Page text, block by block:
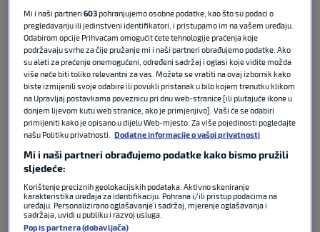
Danas započinje završnica 35. prvenstva Hrvatske
za seniore – finalna serija nakon koje ćemo saznati
tko odnosi naslov najboljeg u ovoj sezoni.
Vaterpolisti HAVK Mladosti i VK Jadrana ovog
petka, 12. lipnja u 18:30 sati, uskaču u bazen na
Mi i naši partneri603pohranjujemo osobne podatke, kao što su podaci o
pregledavanju ili jedinstveni identifikatori, i pristupamo im na vašem uređaju.
Odabirom opcije Prihvaćam omogućit ćete tehnologije praćenja koje
podržavaju svrhe za čije pružanje mi i naši partneri obrađujemo podatke. Ako
su alati za praćenje onemogućeni, određeni sadržaj i oglasi koje vidite možda
više neće biti toliko relevantni za vas. Možete se vratiti na ovaj izbornik kako
biste izmijenili svoje odabire ili povukli pristanak u bilo kojem trenutku klikom
na Upravljaj postavkama poveznicu pri dnu web-stranice [ili plutajuće ikone u
donjem lijevom kutu web stranice, ako je primjenjivo]. Vaši će se odabiri
primijeniti kako je opisano u dijelu Web-mjesto. Za više pojedinosti pogledajte
našu Politiku privatnosti.
Dodatne informacije o vašoj privatnosti
Mi i naši partneri obrađujemo podatke kako bismo pružili
sljedeće:
Korištenje preciznih geolokacijskih podataka. Aktivno skeniranje
karakteristika uređaja za identifikaciju. Pohrana i/ili pristup podacima na
uređaju. Personalizirano oglašavanje i sadržaj, mjerenje oglašavanja i
sadržaja, uvidi u publiku i razvoj usluga.
Popis partnera (dobavljača)